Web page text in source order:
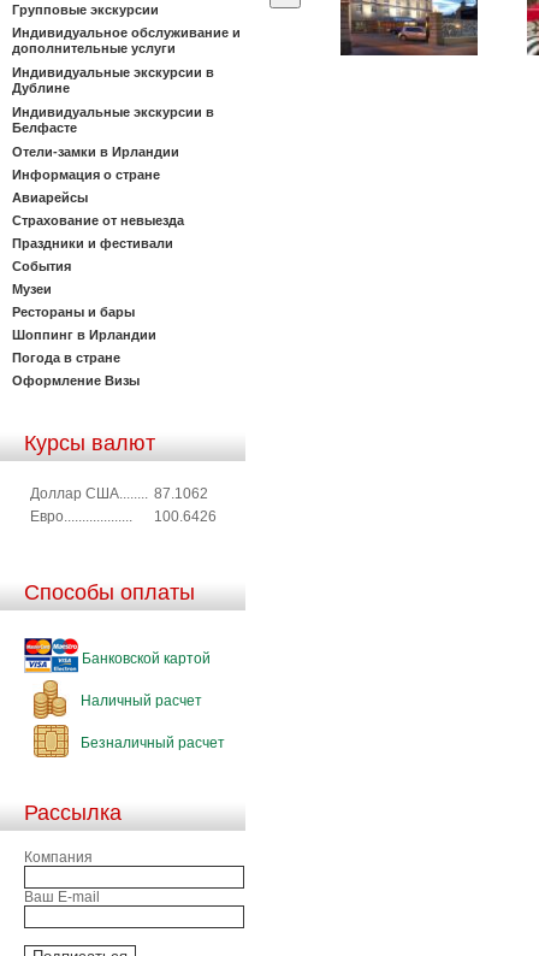
Групповые экскурсии
Индивидуальное обслуживание и
дополнительные услуги
Индивидуальные экскурсии в
Дублине
Индивидуальные экскурсии в
Белфасте
Отели-замки в Ирландии
Информация о стране
Авиарейсы
Страхование от невыезда
Праздники и фестивали
События
Музеи
Рестораны и бары
Шоппинг в Ирландии
Погода в стране
Оформление Визы
Курсы валют
Доллар США........ 87.1062
Евро...................
100.6426
Способы оплаты
Банковской картой
Наличный расчет
Безналичный расчет
Рассылка
Компания
Ваш E-mail